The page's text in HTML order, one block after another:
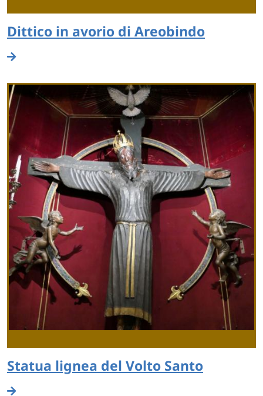
Dittico in avorio di Areobindo
Statua lignea del Volto Santo